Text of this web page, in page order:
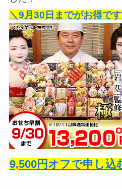
＼9月30日までがお得で
9,500円オフで申し込